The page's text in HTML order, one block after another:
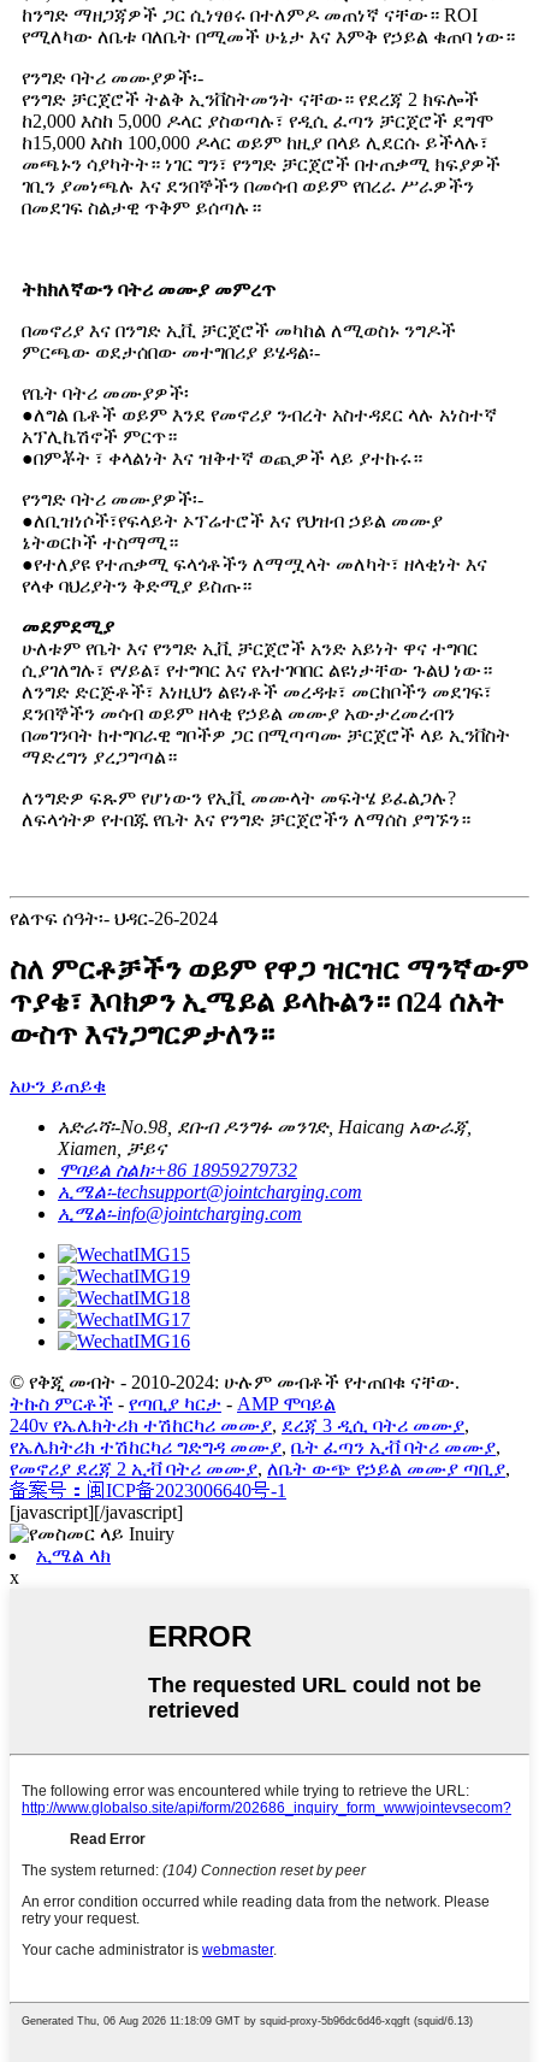
ከንግድ ማዘጋጃዎች ጋር ሲነፃፀሩ በተለምዶ መጠነኛ ናቸው። ROI
የሚለካው ለቤቱ ባለቤት በሚመች ሁኔታ እና እምቅ የኃይል ቁጠባ ነው።
የንግድ ባትሪ መሙያዎች፡-
የንግድ ቻርጀሮች ትልቅ ኢንቨስትመንት ናቸው። የደረጃ 2 ክፍሎች
ከ2,000 እስከ 5,000 ዶላር ያስወጣሉ፣ የዲሲ ፈጣን ቻርጀሮች ደግሞ
ከ15,000 እስከ 100,000 ዶላር ወይም ከዚያ በላይ ሊደርሱ ይችላሉ፣
መጫኑን ሳያካትት። ነገር ግን፣ የንግድ ቻርጀሮች በተጠቃሚ ክፍያዎች
ገቢን ያመነጫሉ እና ደንበኞችን በመሳብ ወይም የበረራ ሥራዎችን
በመደገፍ ስልታዊ ጥቅም ይሰጣሉ።
ትክክለኛውን ባትሪ መሙያ መምረጥ
በመኖሪያ እና በንግድ ኢቪ ቻርጀሮች መካከል ለሚወስኑ ንግዶች
ምርጫው ወደታሰበው መተግበሪያ ይሄዳል፡-
የቤት ባትሪ መሙያዎች፡
●ለግል ቤቶች ወይም እንደ የመኖሪያ ንብረት አስተዳደር ላሉ አነስተኛ
አፕሊኬሽኖች ምርጥ።
●በምቾት ፣ ቀላልነት እና ዝቅተኛ ወጪዎች ላይ ያተኩሩ።
የንግድ ባትሪ መሙያዎች፡-
●ለቢዝነሶች፣የፍላይት ኦፕሬተሮች እና የህዝብ ኃይል መሙያ
ኔትወርኮች ተስማሚ።
●የተለያዩ የተጠቃሚ ፍላጎቶችን ለማሟላት መለካት፣ ዘላቂነት እና
የላቀ ባህሪያትን ቅድሚያ ይስጡ።
መደምደሚያ
ሁለቱም የቤት እና የንግድ ኢቪ ቻርጀሮች አንድ አይነት ዋና ተግባር
ሲያገለግሉ፣ ​​የሃይል፣ የተግባር እና የአተገባበር ልዩነታቸው ጉልህ ነው።
ለንግድ ድርጅቶች፣ እነዚህን ልዩነቶች መረዳቱ፣ መርከቦችን መደገፍ፣
ደንበኞችን መሳብ ወይም ዘላቂ የኃይል መሙያ አውታረመረብን
በመገንባት ከተግባራዊ ግቦችዎ ጋር በሚጣጣሙ ቻርጀሮች ላይ ኢንቨስት
ማድረግን ያረጋግጣል።
ለንግድዎ ፍጹም የሆነውን የኢቪ መሙላት መፍትሄ ይፈልጋሉ?
ለፍላጎትዎ የተበጁ የቤት እና የንግድ ቻርጀሮችን ለማሰስ ያግኙን።
የልጥፍ ሰዓት፡- ህዳር-26-2024
ስለ ምርቶቻችን ወይም የዋጋ ዝርዝር ማንኛውም
ጥያቄ፣ እባክዎን ኢሜይል ይላኩልን። በ24 ሰአት
ውስጥ እናነጋግርዎታለን።
አሁን ይጠይቁ
አድራሻ፡-No.98, ደቡብ ዶንግፉ መንገድ, Haicang አውራጃ,
Xiamen, ቻይና
ሞባይል ስልክ፡+86 18959279732
ኢሜል፡-techsupport@jointcharging.com
ኢሜል፡-info@jointcharging.com
© የቅጂ መብት - 2010-2024: ሁሉም መብቶች የተጠበቁ ናቸው.
ትኩስ ምርቶች - የጣቢያ ካርታ - AMP ሞባይል
240v የኤሌክትሪክ ተሽከርካሪ መሙያ, ደረጃ 3 ዲሲ ባትሪ መሙያ,
የኤሌክትሪክ ተሽከርካሪ ግድግዳ መሙያ, ቤት ፈጣን ኢቭ ባትሪ መሙያ,
የመኖሪያ ደረጃ 2 ኢቭ ባትሪ መሙያ, ለቤት ውጭ የኃይል መሙያ ጣቢያ,
备案号：闽ICP备2023006640号-1
[javascript][/javascript]
ኢሜል ላክ
x